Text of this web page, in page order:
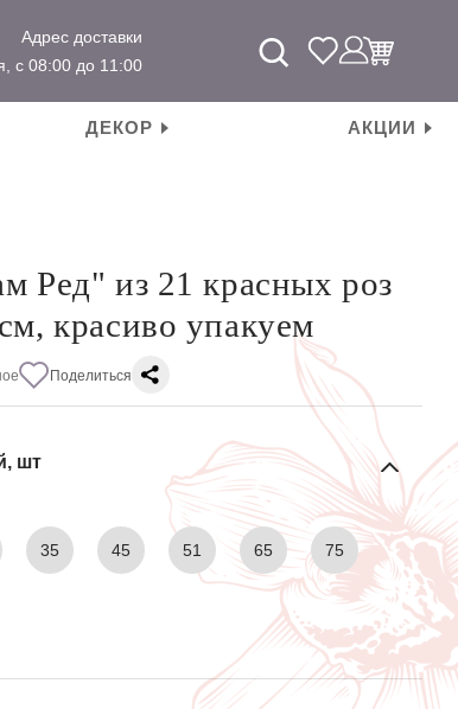
Адрес доставки
с 08:00 до 11:00
ДЕКОР АКЦИИ
Ред" из 21 красных роз
красиво упакуем
Поделиться
шт
35 45 51 65 75